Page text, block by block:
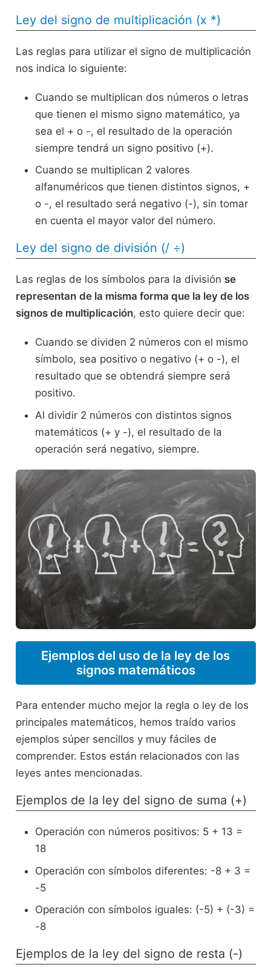
Ley del signo de multiplicación (x *)
Las reglas para utilizar el signo de multiplicación
nos indica lo siguiente:
Cuando se multiplican dos números o letras
que tienen el mismo signo matemático, ya
sea el + o -, el resultado de la operación
siempre tendrá un signo positivo (+).
Cuando se multiplican 2 valores
alfanuméricos que tienen distintos signos, +
o -, el resultado será negativo (-), sin tomar
en cuenta el mayor valor del número.
Ley del signo de división (/ ÷)
Las reglas de los símbolos para la división se
representan de la misma forma que la ley de los
signos de multiplicación, esto quiere decir que:
Cuando se dividen 2 números con el mismo
símbolo, sea positivo o negativo (+ o -), el
resultado que se obtendrá siempre será
positivo.
Al dividir 2 números con distintos signos
matemáticos (+ y -), el resultado de la
operación será negativo, siempre.
Ejemplos del uso de la ley de los
signos matemáticos
Para entender mucho mejor la regla o ley de los
principales matemáticos, hemos traído varios
ejemplos súper sencillos y muy fáciles de
comprender. Estos están relacionados con las
leyes antes mencionadas.
Ejemplos de la ley del signo de suma (+)
Operación con números positivos: 5 + 13 =
18
Operación con símbolos diferentes: -8 + 3 =
-5
Operación con símbolos iguales: (-5) + (-3) =
-8
Ejemplos de la ley del signo de resta (-)